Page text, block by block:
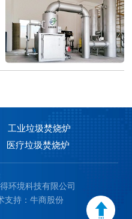
工业垃圾焚烧炉
医疗垃圾焚烧炉
环境科技有限公司
支持：牛商股份